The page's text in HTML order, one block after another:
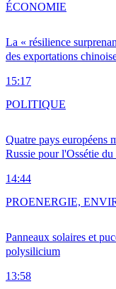
La « résilience
des exportations
15:17
ÉCONOMIE
Quatre pays européens
Russie pour l'Ossétie du
14:44
POLITIQUE
Panneaux solaires et
polysilicium
13:58
PROENERGIE,